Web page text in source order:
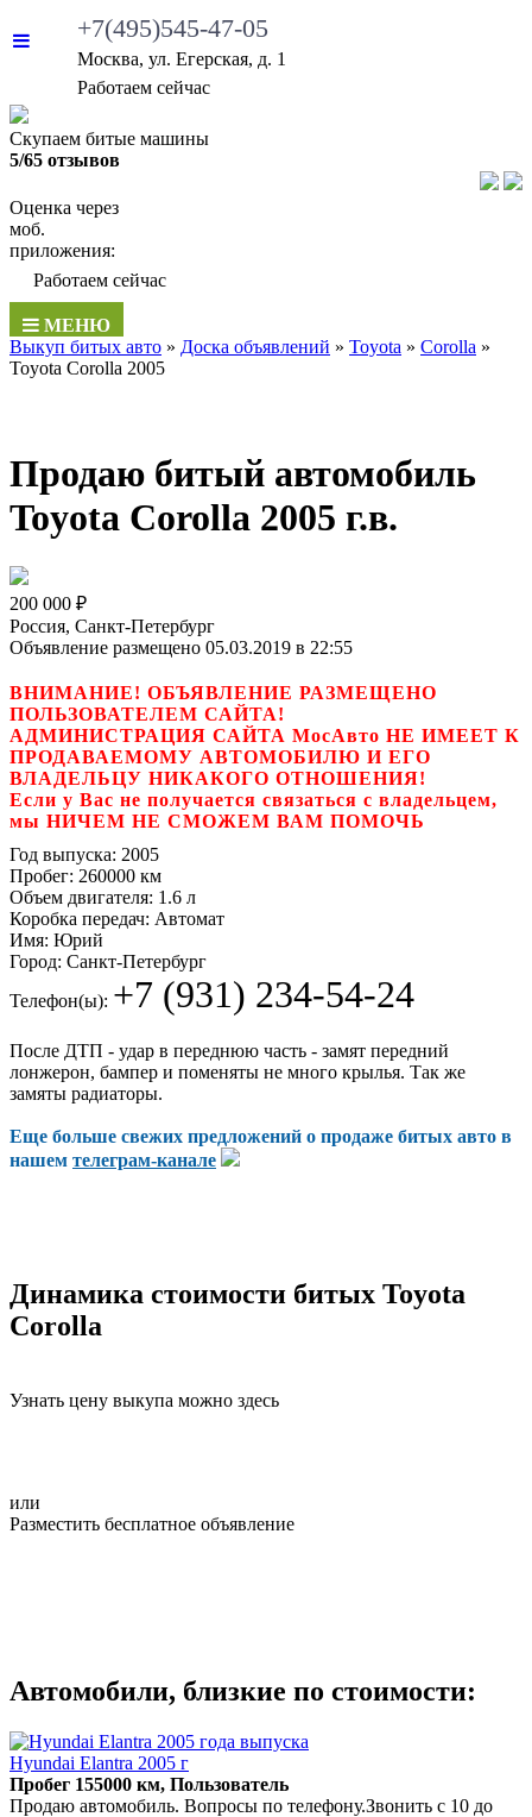
+7(495)545-47-05
Москва, ул. Егерская, д. 1
Работаем сейчас
Скупаем битые машины
5/65 отзывов
Оценка через
моб.
приложения:
Работаем сейчас
МЕНЮ
Выкуп битых авто » Доска объявлений » Toyota » Corolla »
Toyota Corolla 2005
Продаю битый автомобиль
Toyota Corolla 2005 г.в.
200 000 ₽
Россия, Санкт-Петербург
Объявление размещено 05.03.2019 в 22:55
ВНИМАНИЕ! ОБЪЯВЛЕНИЕ РАЗМЕЩЕНО
ПОЛЬЗОВАТЕЛЕМ САЙТА!
АДМИНИСТРАЦИЯ САЙТА МосАвто НЕ ИМЕЕТ К
ПРОДАВАЕМОМУ АВТОМОБИЛЮ И ЕГО
ВЛАДЕЛЬЦУ НИКАКОГО ОТНОШЕНИЯ!
Если у Вас не получается связаться с владельцем,
мы НИЧЕМ НЕ СМОЖЕМ ВАМ ПОМОЧЬ
Год выпуска: 2005
Пробег: 260000 км
Объем двигателя: 1.6 л
Коробка передач: Автомат
Имя: Юрий
Город: Санкт-Петербург
Телефон(ы): +7 (931) 234-54-24
После ДТП - удар в переднюю часть - замят передний
лонжерон, бампер и поменяты не много крылья. Так же
замяты радиаторы.
Еще больше свежих предложений о продаже битых авто в
нашем телеграм-канале
Динамика стоимости битых Toyota
Corolla
Узнать цену выкупа можно здесь
или
Разместить бесплатное объявление
Автомобили, близкие по стоимости:
Hyundai Elantra 2005 г
Пробег 155000 км, Пользователь
Продаю автомобиль. Вопросы по телефону.Звонить с 10 до